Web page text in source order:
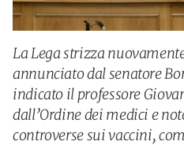
La Lega strizza
annunciato dal senatore
indicato il professore
dall’Ordine dei medici e
controverse sui vaccini,